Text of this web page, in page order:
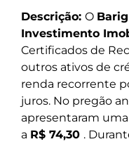
Descrição: O
Investimento
Certificados de
outros ativos de
renda recorrente
juros. No pregão
apresentaram
a R$ 74,30 .